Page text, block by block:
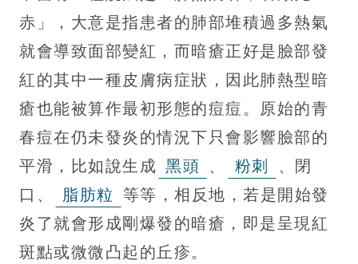
赤」，大意是指患者的肺部堆積過多熱氣
就會導致面部變紅，而暗瘡正好是臉部發
紅的其中一種皮膚病症狀，因此肺熱型暗
瘡也能被算作最初形態的痘痘。原始的青
春痘在仍未發炎的情況下只會影響臉部的
平滑，比如說生成 黑頭 、 粉刺 、閉
口、
脂肪粒 等等，相反地，若是開始發
炎了就會形成剛爆發的暗瘡，即是呈現紅
斑點或微微凸起的丘疹。